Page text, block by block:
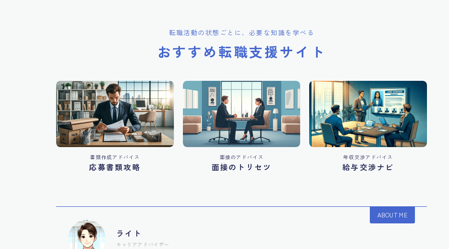
転職活動の状態ごとに、必要な知識を学べる
おすすめ転職支援サイト
書類作成アドバイス
応募書類攻略
面接のアドバイス
面接のトリセツ
年収交渉アドバイス
給与交渉ナビ
ABOUT ME
ライト
キャリアアドバイザー